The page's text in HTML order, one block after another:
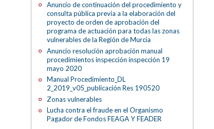
Anuncio de continuación del procedimiento y
consulta pública previa a la elaboración del
proyecto de orden de aprobación del
programa de actuación para todas las zonas
vulnerables de la Región de Murcia
Anuncio resolución aprobación manual
procedimientos inspección inspección 19
mayo 2020
Manual Procedimiento_DL
2_2019_v05_publicación Res 190520
Zonas vulnerables
Lucha contra el fraude en el Organismo
Pagador de Fondos FEAGA Y FEADER